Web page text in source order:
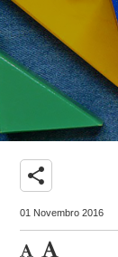
share
01 Novembro 2016